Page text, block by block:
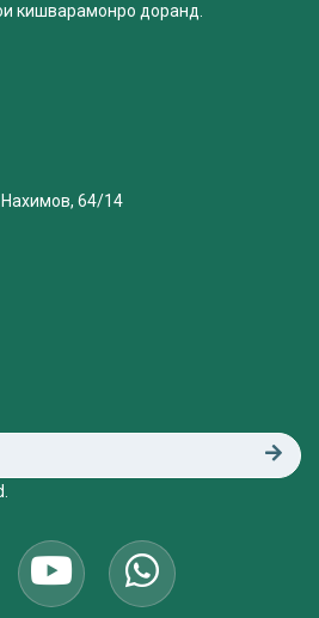
кишварамонро доранд.
64/14